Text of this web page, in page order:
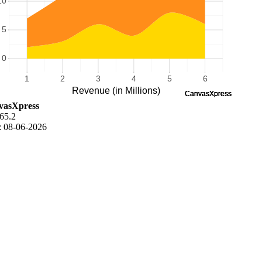
08-06-2026